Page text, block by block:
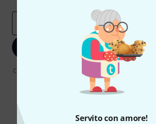
Servito con amore!
Iscriviti ora
Cliccando su "Iscriviti ora", lei accetta di ricevere
possibile annullare l'iscrizione in qualsiasi
ulteriori informazioni sulla newsletter nelle nostre
protezione dei datidata protection